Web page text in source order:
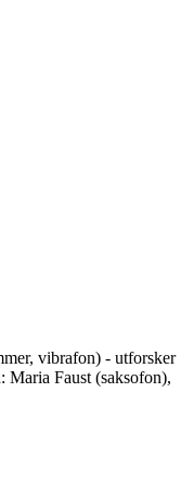
vibrafon) - utforsker
Maria Faust (saksofon),